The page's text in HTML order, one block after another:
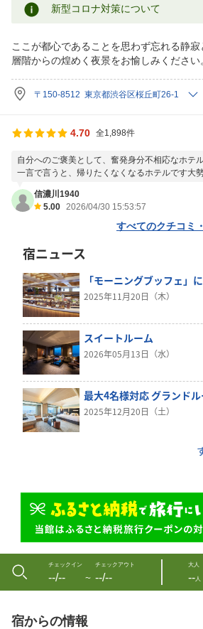
新型コロナ対策について
ここが都心であることを思わず忘れる静
層階からの煌めく夜景をお愉しみください
〒150-8512 東京都渋谷区桜丘町26-1
4.70 全1,898件
自分へのご褒美として、奮発身分不相応なホテ
一言で言うと、帰りたくなくなるホテルです大
信濃川1940
5.00 2026/04/30 15:53:57
すべてのクチコミ
宿ニュース
「モーニングブッフェ」
2025年11月20日（木）
スイートルーム
2026年05月13日（水）
最大4名様対応 グランドル
2025年12月20日（土）
チェックイン
--/-- 〜
チェックアウト
--/--
大人
--人
宿からの情報